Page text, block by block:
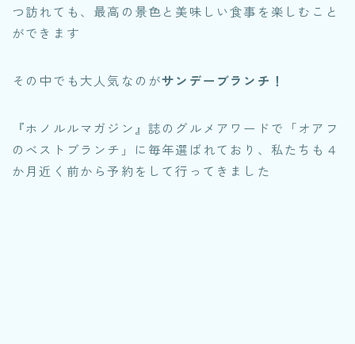
つ訪れても、最高の景色と美味しい食事を楽しむこと
ができます
その中でも大人気なのがサンデーブランチ！
『ホノルルマガジン』誌のグルメアワードで「オアフ
のベストブランチ」に毎年選ばれており、私たちも４
か月近く前から予約をして行ってきました